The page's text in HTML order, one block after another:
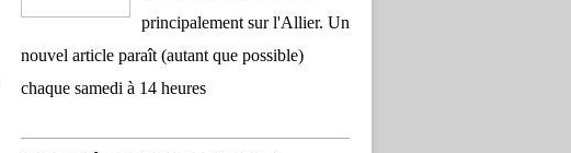
principalement sur l'Allier. Un
nouvel article paraît (autant que possible)
chaque samedi à 14 heures